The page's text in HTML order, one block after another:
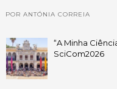
POR ANTÓNIA CORREIA
“A Minha
SciCom2026